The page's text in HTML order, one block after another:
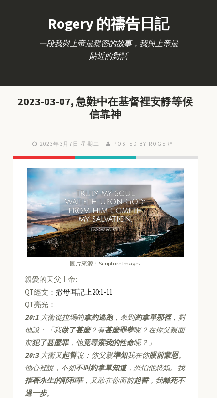
Rogery 的禱告日記
一段我與上帝最親密的故事，我與上帝最
貼近的對話
2023-03-07, 急難中在基督裡安靜等候
信靠神
2023年3月7日 星期二 POSTED BY ROGERY
圖片來源：Scripture Images
親愛的天父上帝:
QT經文：撒母耳記上20:1-11
QT亮光：
20:1 大衛從拉瑪的拿約逃跑，來到約拿單那裡，對
他說：「我做了甚麼？有甚麼罪孽呢？在你父親面
前犯了甚麼罪，他竟尋索我的性命呢？」
20:3大衛又起誓說：你父親準知我在你眼前蒙恩。
他心裡說，不如不叫約拿單知道，恐怕他愁煩。我
指著永生的耶和華，又敢在你面前起誓，我離死不
過一步。